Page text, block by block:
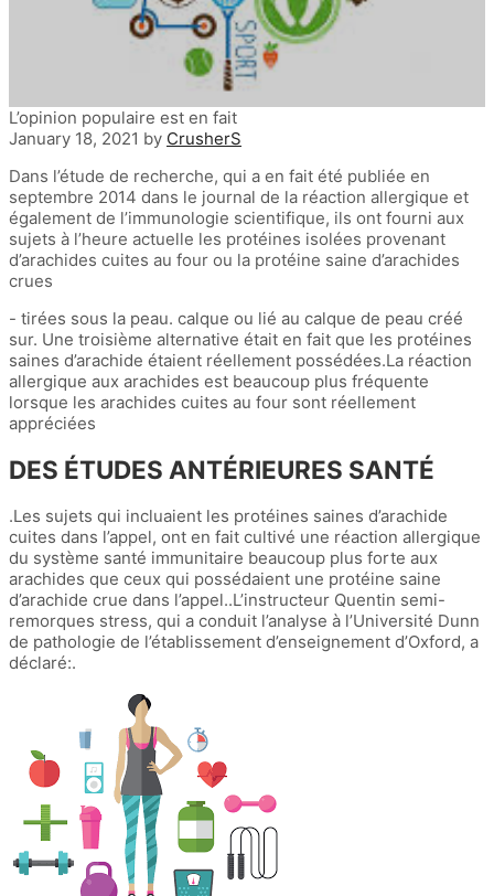
L’opinion populaire est en fait
January 18, 2021 by CrusherS
Dans l’étude de recherche, qui a en fait été publiée en
septembre 2014 dans le journal de la réaction allergique et
également de l’immunologie scientifique, ils ont fourni aux
sujets à l’heure actuelle les protéines isolées provenant
d’arachides cuites au four ou la protéine saine d’arachides
crues
- tirées sous la peau. calque ou lié au calque de peau créé
sur. Une troisième alternative était en fait que les protéines
saines d’arachide étaient réellement possédées.La réaction
allergique aux arachides est beaucoup plus fréquente
lorsque les arachides cuites au four sont réellement
appréciées
DES ÉTUDES ANTÉRIEURES SANTÉ
.Les sujets qui incluaient les protéines saines d’arachide
cuites dans l’appel, ont en fait cultivé une réaction allergique
du système santé immunitaire beaucoup plus forte aux
arachides que ceux qui possédaient une protéine saine
d’arachide crue dans l’appel..L’instructeur Quentin semi-
remorques stress, qui a conduit l’analyse à l’Université Dunn
de pathologie de l’établissement d’enseignement d’Oxford, a
déclaré:.